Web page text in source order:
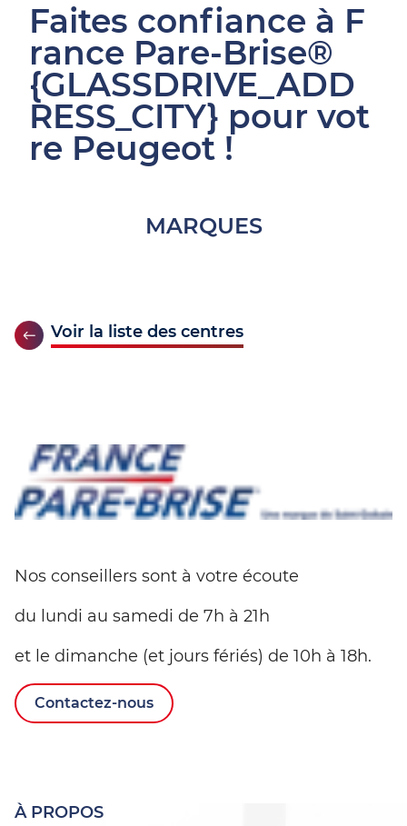
Faites confiance à F
rance Pare-Brise®
{GLASSDRIVE_ADD
RESS_CITY} pour vot
re Peugeot !
MARQUES
Voir la liste des centres
Nos conseillers sont à votre écoute
du lundi au samedi de 7h à 21h
et le dimanche (et jours fériés) de 10h à 18h.
Contactez-nous
À PROPOS